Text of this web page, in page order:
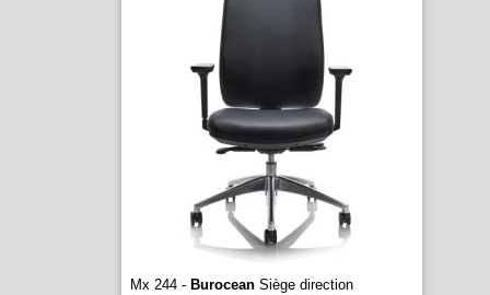
Mx 244 - BuroceanSiège direction